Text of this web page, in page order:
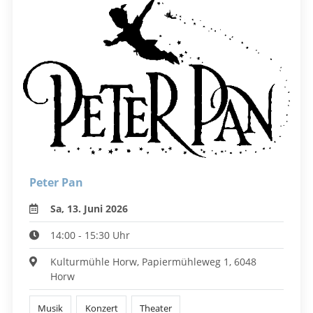
Peter Pan
Sa, 13. Juni 2026
14:00 - 15:30 Uhr
Kulturmühle Horw, Papiermühleweg 1, 6048
Horw
Musik Konzert Theater